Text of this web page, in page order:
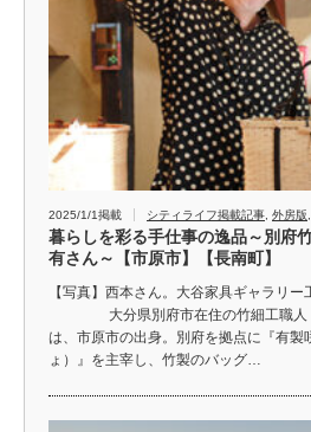
2025/1/1掲載 シティライフ掲載記事 外房版
暮らしを彩る手仕事の逸品～別府
有さん～【市原市】【長南町】
【写真】西本さん。大谷家具ギャラリー
大分県別府市在住の竹細工職人・
は、市原市の出身。別府を拠点に『有製
ょ）』を主宰し、竹製のバッグ…